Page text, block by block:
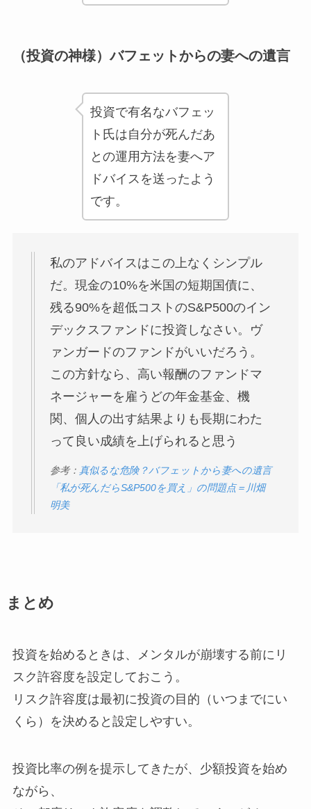
（投資の神様）バフェットからの妻への遺言
投資で有名なバフェッ
ト氏は自分が死んだあ
との運用方法を妻へア
ドバイスを送ったよう
です。
私のアドバイスはこの上なくシンプル
だ。現金の10%を米国の短期国債に、
残る90%を超低コストのS&P500のイン
デックスファンドに投資しなさい。ヴ
ァンガードのファンドがいいだろう。
この方針なら、高い報酬のファンドマ
ネージャーを雇うどの年金基金、機
関、個人の出す結果よりも長期にわた
って良い成績を上げられると思う
参考： 真似るな危険？バフェットから妻への遺言
「私が死んだらS&P500を買え」の問題点＝川畑
明美
まとめ
投資を始めるときは、メンタルが崩壊する前にリ
スク許容度を設定しておこう。
リスク許容度は最初に投資の目的（いつまでにい
くら）を決めると設定しやすい。
投資比率の例を提示してきたが、少額投資を始め
ながら、